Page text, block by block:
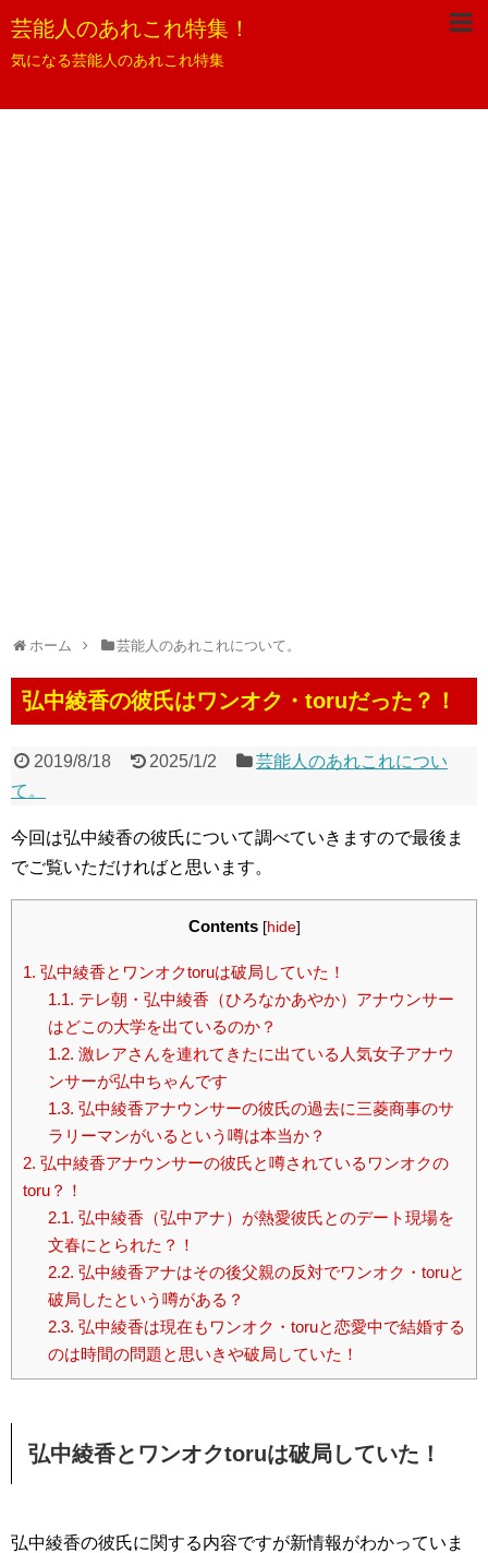
芸能人のあれこれ特集！
気になる芸能人のあれこれ特集
ホーム 芸能人のあれこれについて。
弘中綾香の彼氏はワンオク・toruだった？！
2019/8/18 2025/1/2
芸能人のあれこれについ
て。
今回は弘中綾香の彼氏について調べていきますので最後ま
でご覧いただければと思います。
Contents [hide]
1. 弘中綾香とワンオクtoruは破局していた！
1.1. テレ朝・弘中綾香（ひろなかあやか）アナウンサー
はどこの大学を出ているのか？
1.2. 激レアさんを連れてきたに出ている人気女子アナウ
ンサーが弘中ちゃんです
1.3. 弘中綾香アナウンサーの彼氏の過去に三菱商事のサ
ラリーマンがいるという噂は本当か？
2. 弘中綾香アナウンサーの彼氏と噂されているワンオクの
toru？！
2.1. 弘中綾香（弘中アナ）が熱愛彼氏とのデート現場を
文春にとられた？！
2.2. 弘中綾香アナはその後父親の反対でワンオク・toruと
破局したという噂がある？
2.3. 弘中綾香は現在もワンオク・toruと恋愛中で結婚する
のは時間の問題と思いきや破局していた！
弘中綾香とワンオクtoruは破局していた！
弘中綾香の彼氏に関する内容ですが新情報がわかっていま